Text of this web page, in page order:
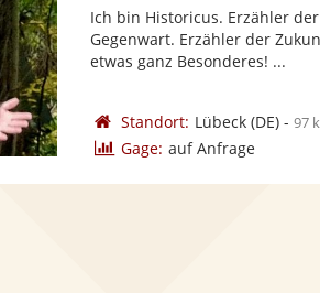
Ich bin Historicus. Erzähler
Gegenwart. Erzähler der
etwas ganz Besonderes! ...
Standort: Lübeck(DE)- 97
Gage: auf Anfrage